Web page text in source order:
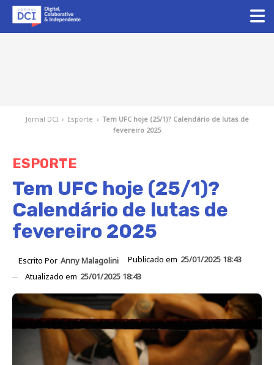
Jornal DCI › Esporte › Tem UFC hoje (25/1)? Calendário de lutas de
fevereiro 2025
ESPORTE
Tem UFC hoje (25/1)?
Calendário de lutas de
fevereiro 2025
Escrito Por Anny Malagolini Publicado em 25/01/2025 18:43
Atualizado em 25/01/2025 18:43